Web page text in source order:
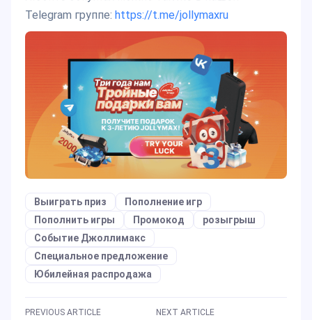
Telegram группе: https://t.me/jollymaxru
Выиграть приз
Пополнение игр
Пополнить игры
Промокод
розыгрыш
Событие Джоллимакс
Специальное предложение
Юбилейная распродажа
PREVIOUS ARTICLE NEXT ARTICLE